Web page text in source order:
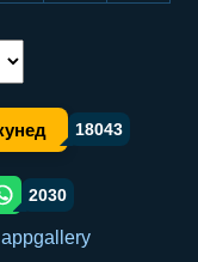
18043
orqali ulashish
WhatsApp orqali ulashish
2030